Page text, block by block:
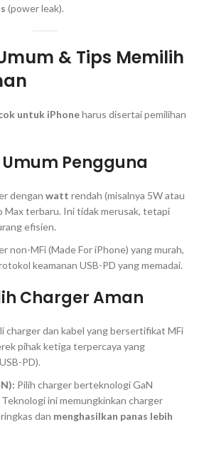
(power leak).
& Tips Memilih
untuk iPhoneharus disertai pemilihan
Umum Pengguna
dengan watt rendah (misalnya 5W atau
Max terbaru. Ini tidak merusak, tetapi
efisien.
non-MFi (Made For iPhone) yang murah,
keamanan USB-PD yang memadai.
ChargerAman
chargerdan kabel yang bersertifikat MFi
pihak ketiga terpercaya yang
USB-PD).
Pilih chargerberteknologi GaN
ini memungkinkan charger
dan menghasilkan panas lebih